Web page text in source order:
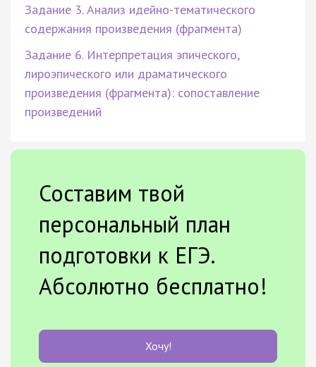
Задание 3. Анализ идейно-тематического
содержания произведения (фрагмента)
Задание 6. Интерпретация эпического,
лироэпического или драматического
произведения (фрагмента): сопоставление
произведений
Составим твой
персональный план
подготовки к ЕГЭ.
Абсолютно бесплатно!
Хочу!